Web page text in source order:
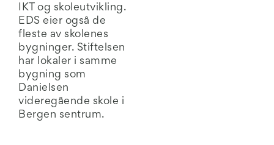
IKT og skoleutvikling.
EDS eier også de
fleste av skolenes
bygninger. Stiftelsen
har lokaler i samme
bygning som
Danielsen
videregående skole i
Bergen sentrum.